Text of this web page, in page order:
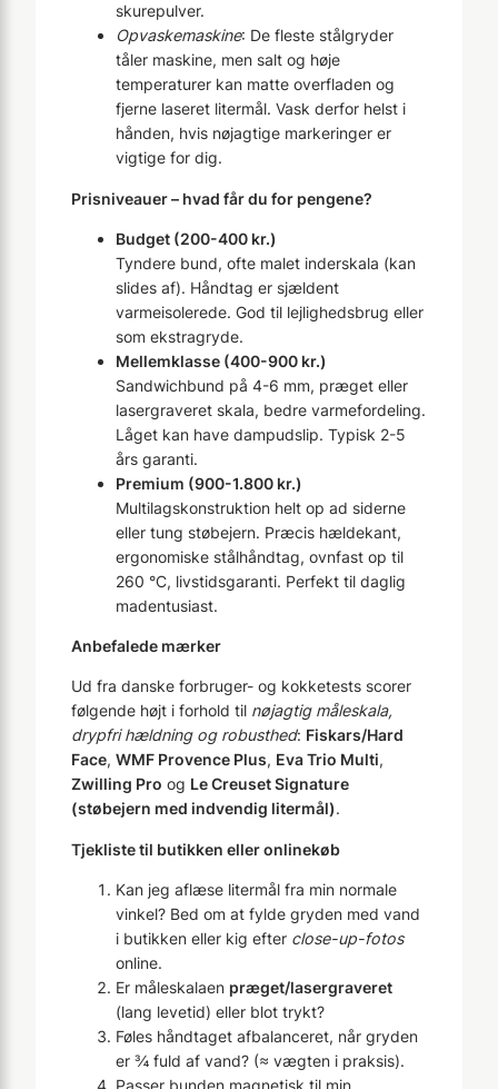
skurepulver.
Opvaskemaskine: De fleste stålgryder
tåler maskine, men salt og høje
temperaturer kan matte overfladen og
fjerne laseret litermål. Vask derfor helst i
hånden, hvis nøjagtige markeringer er
vigtige for dig.
Prisniveauer – hvad får du for pengene?
Budget (200-400 kr.)
Tyndere bund, ofte malet inderskala (kan
slides af). Håndtag er sjældent
varmeisolerede. God til lejlighedsbrug eller
som ekstragryde.
Mellemklasse (400-900 kr.)
Sandwichbund på 4-6 mm, præget eller
lasergraveret skala, bedre varmefordeling.
Låget kan have dampudslip. Typisk 2-5
års garanti.
Premium (900-1.800 kr.)
Multilagskonstruktion helt op ad siderne
eller tung støbejern. Præcis hældekant,
ergonomiske stålhåndtag, ovnfast op til
260 °C, livstidsgaranti. Perfekt til daglig
madentusiast.
Anbefalede mærker
Ud fra danske forbruger- og kokketests scorer
følgende højt i forhold til nøjagtig måleskala,
drypfri hældning og robusthed: Fiskars/Hard
Face, WMF Provence Plus, Eva Trio Multi,
Zwilling Pro og Le Creuset Signature
(støbejern med indvendig litermål).
Tjekliste til butikken eller onlinekøb
Kan jeg aflæse litermål fra min normale
vinkel? Bed om at fylde gryden med vand
i butikken eller kig efter close-up-fotos
online.
Er måleskalaen præget/lasergraveret
(lang levetid) eller blot trykt?
Føles håndtaget afbalanceret, når gryden
er ¾ fuld af vand? (≈ vægten i praksis).
Passer bunden magnetisk til min